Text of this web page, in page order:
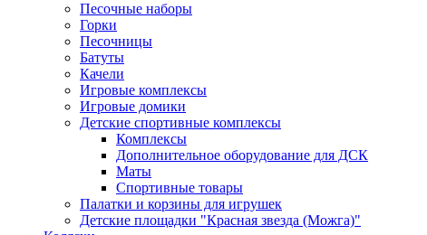
Песочные наборы
Горки
Песочницы
Батуты
Качели
Игровые комплексы
Игровые домики
Детские спортивные комплексы
Комплексы
Дополнительное оборудование для ДСК
Маты
Спортивные товары
Палатки и корзины для игрушек
Детские площадки "Красная звезда (Можга)"